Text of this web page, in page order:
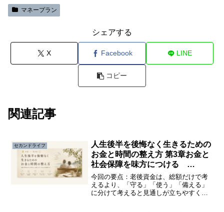
マネープラン
シェアする
X Facebook LINE
コピー
関連記事
セカンドライフ
人生後半を後悔なく生きるための
お金と時間の整え方 第3章お金と
社会保障を味方につける
今回の要点：老後資金は、総額だけで考
えるより、「守る」「使う」「備える」
に分けて考えると見通しが立ちやすくな